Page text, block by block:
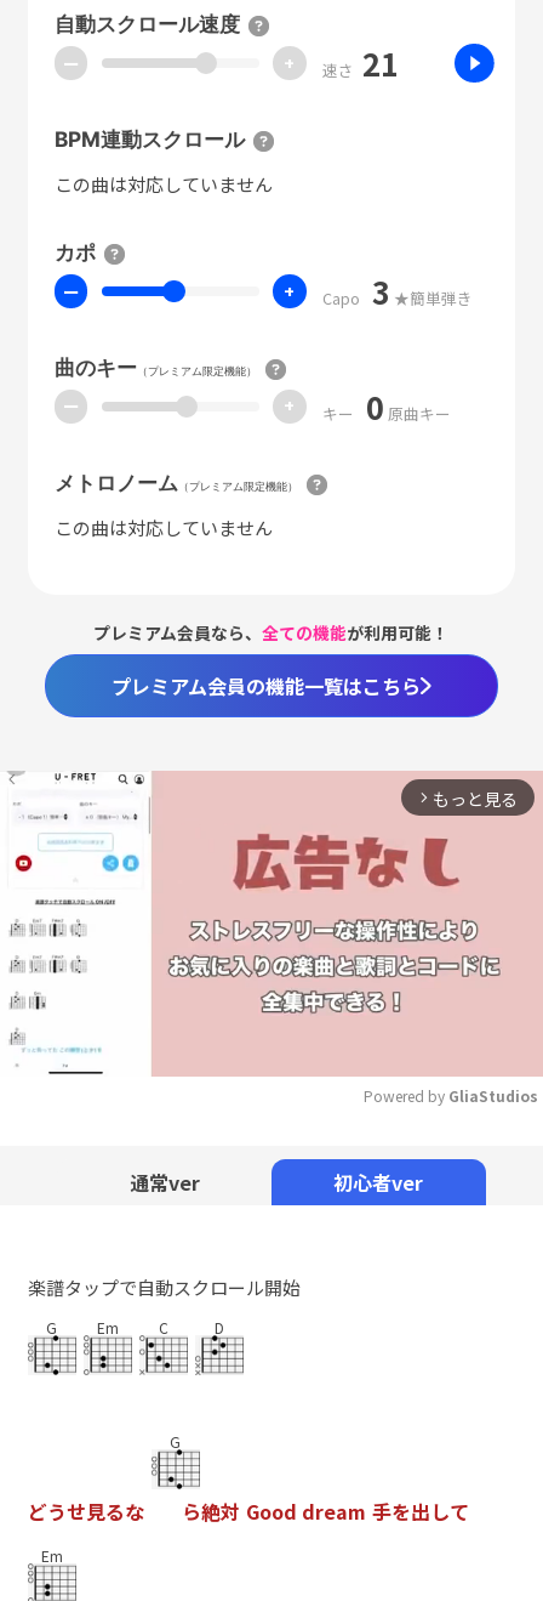
自動スクロール速度
ー + 速さ 21
BPM連動スクロール
この曲は対応していません
カポ
ー + Capo 3 ★簡単弾き
曲のキー（プレミアム限定機能）
ー + キー 0 原曲キー
メトロノーム （プレミアム限定機能）
この曲は対応していません
プレミアム会員なら、全ての機能が利用可能！
プレミアム会員の機能一覧はこちら
arrow_forward_ios もっと見る
Powered by GliaStudios
通常ver 初心者ver
楽譜タップで自動スクロール開始
G Em C D
どうせ見るな
G
ら絶対 Good dream 手を出して
Em